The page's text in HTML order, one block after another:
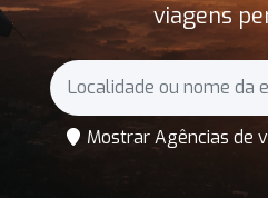
viagens
Mostrar Agências de